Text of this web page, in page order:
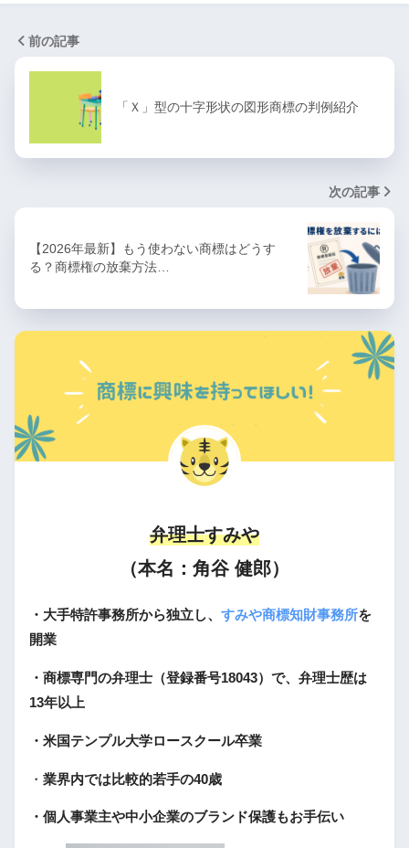
前の記事
「Ｘ」型の十字形状の図形商標の判例紹介
次の記事
【2026年最新】もう使わない商標はどうす
る？商標権の放棄方法…
弁理士すみや
（本名：角谷 健郎）
・大手特許事務所から独立し、 すみや商標知財事務所を
開業
・商標専門の弁理士（登録番号18043）で、弁理士歴は
13年以上
・米国テンプル大学ロースクール卒業
・ 業界内では比較的若手の40歳
・個人事業主や中小企業のブランド保護もお手伝い